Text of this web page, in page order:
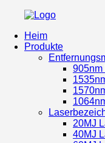
Heim
Produkte
905nm
20MJ
40MJ